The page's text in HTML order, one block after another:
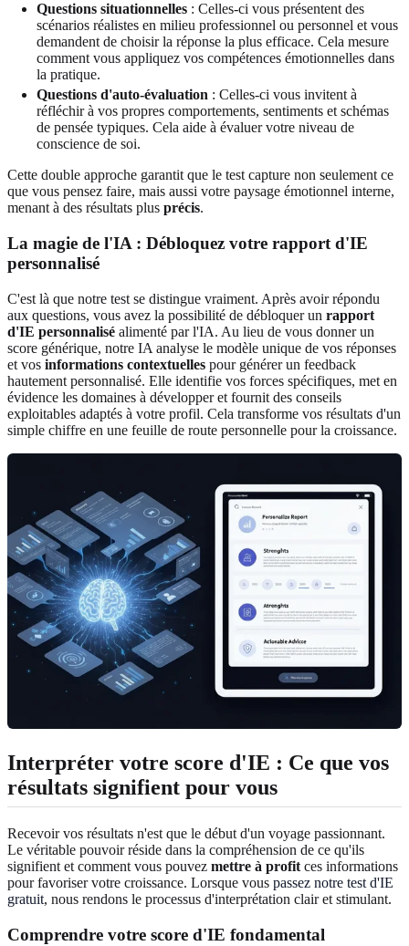
Questions situationnelles : Celles-ci vous présentent des
scénarios réalistes en milieu professionnel ou personnel et vous
demandent de choisir la réponse la plus efficace. Cela mesure
comment vous appliquez vos compétences émotionnelles dans
la pratique.
Questions d'auto-évaluation : Celles-ci vous invitent à
réfléchir à vos propres comportements, sentiments et schémas
de pensée typiques. Cela aide à évaluer votre niveau de
conscience de soi.
Cette double approche garantit que le test capture non seulement ce
que vous pensez faire, mais aussi votre paysage émotionnel interne,
menant à des résultats plus précis.
La magie de l'IA : Débloquez votre rapport d'IE
personnalisé
C'est là que notre test se distingue vraiment. Après avoir répondu
aux questions, vous avez la possibilité de débloquer un rapport
d'IE personnalisé alimenté par l'IA. Au lieu de vous donner un
score générique, notre IA analyse le modèle unique de vos réponses
et vos informations contextuelles pour générer un feedback
hautement personnalisé. Elle identifie vos forces spécifiques, met en
évidence les domaines à développer et fournit des conseils
exploitables adaptés à votre profil. Cela transforme vos résultats d'un
simple chiffre en une feuille de route personnelle pour la croissance.
Interpréter votre score d'IE : Ce que vos
résultats signifient pour vous
Recevoir vos résultats n'est que le début d'un voyage passionnant.
Le véritable pouvoir réside dans la compréhension de ce qu'ils
signifient et comment vous pouvez mettre à profit ces informations
pour favoriser votre croissance. Lorsque vous passez notre test d'IE
gratuit, nous rendons le processus d'interprétation clair et stimulant.
Comprendre votre score d'IE fondamental